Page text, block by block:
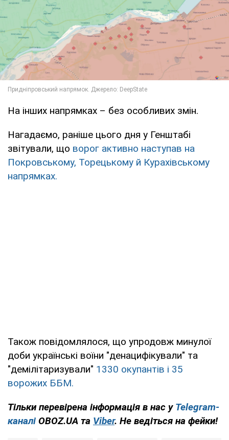
На інших напрямках – без особливих змін.
Нагадаємо, раніше цього дня у Генштабі
звітували, що ворог активно наступав на
Покровському, Торецькому й Курахівському
напрямках.
Також повідомлялося, що упродовж минулої
доби українські воїни "денацифікували" та
"демілітаризували" 1330 окупантів і 35
ворожих ББМ.
Тільки перевірена інформація в нас у Telegram-
каналі OBOZ.UA та Viber. Не ведіться на фейки!